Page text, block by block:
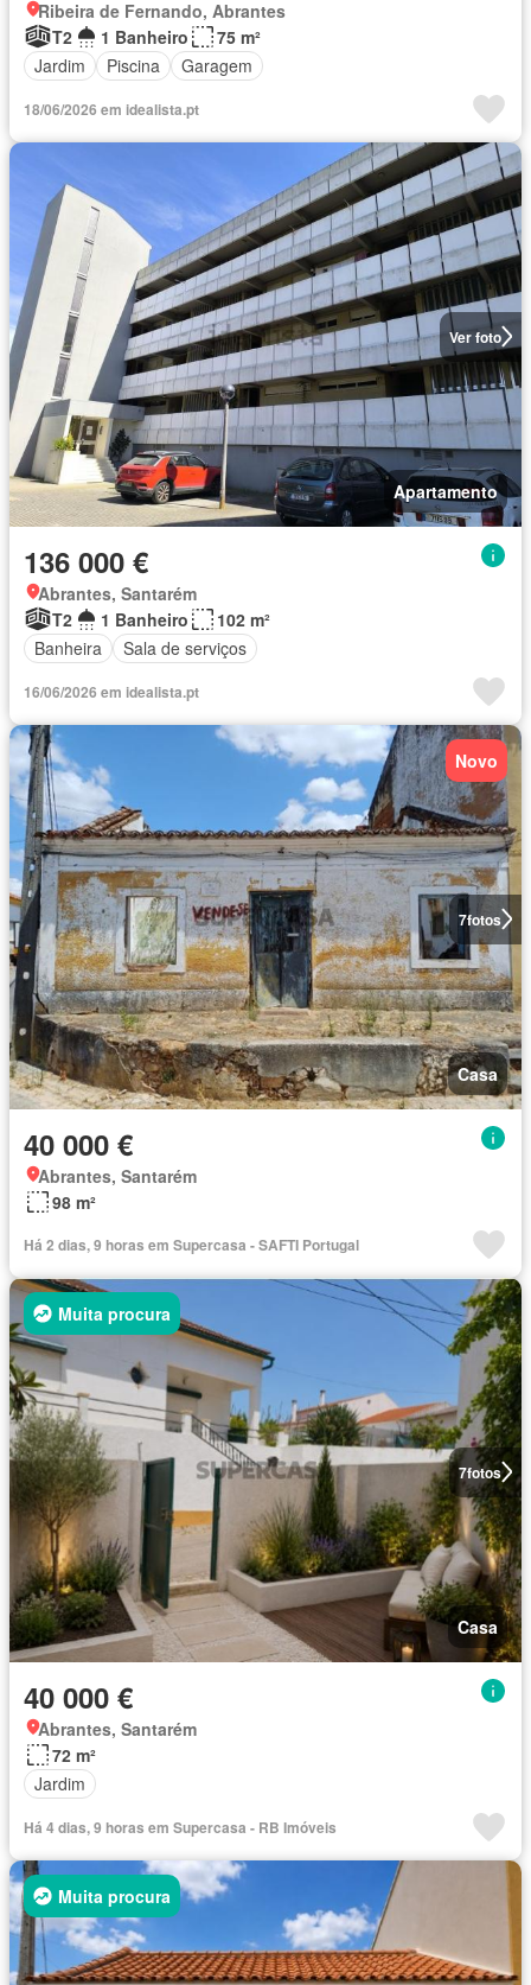
Ribeira de Fernando, Abrantes
T2
1 Banheiro
75 m²
Jardim
Piscina Garagem
18/06/2026 em idealista.pt
Ver foto
Apartamento
136 000 €
Abrantes, Santarém
T2
1 Banheiro
102 m²
Banheira
Sala de serviços
16/06/2026 em idealista.pt
7fotos
Novo
Casa
40 000 €
Abrantes, Santarém
98 m²
Há 2 dias, 9 horas em Supercasa - SAFTI Portugal
7fotos
Muita procura
Casa
40 000 €
Abrantes, Santarém
72 m²
Jardim
Há 4 dias, 9 horas em Supercasa - RB Imóveis
Muita procura